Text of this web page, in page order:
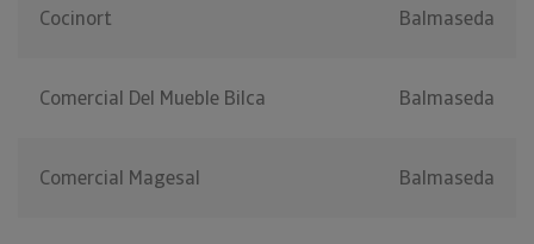
Cocinort Balmaseda
Comercial Del Mueble Bilca Balmaseda
Comercial Magesal Balmaseda